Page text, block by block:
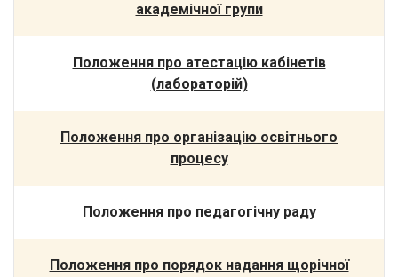
академічної групи
Положення про атестацію кабінетів
(лабораторій)
Положення про організацію освітнього
процесу
Положення про педагогічну раду
Положення про порядок надання щорічної